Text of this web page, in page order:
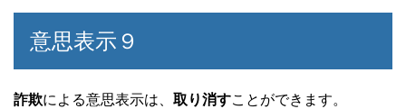
意思表示９
詐欺による意思表示は、 取り消すことができます。